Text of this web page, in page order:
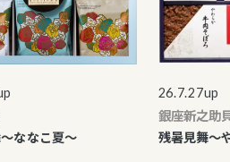
ななこ夏～
26.7.27up
銀座新之助貝
残暑見舞～